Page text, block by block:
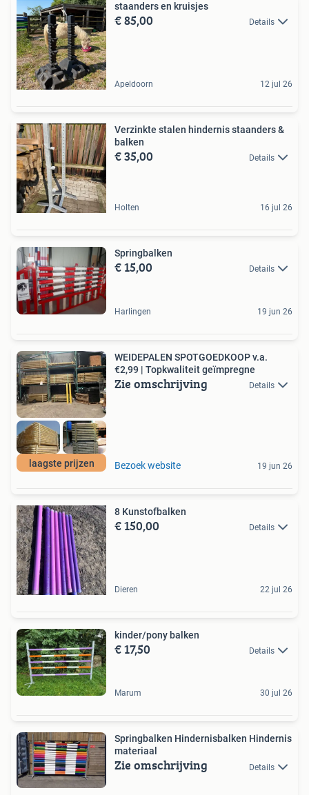
staanders en kruisjes
€ 85,00 Details
Apeldoorn 12 jul 26
Verzinkte stalen hindernis staanders &
balken
€ 35,00 Details
Holten 16 jul 26
Springbalken
€ 15,00 Details
Harlingen 19 jun 26
laagste prijzen
WEIDEPALEN SPOTGOEDKOOP v.a.
€2,99 | Topkwaliteit geïmpregne
Zie omschrijving Details
Bezoek website 19 jun 26
8 Kunstofbalken
€ 150,00 Details
Dieren 22 jul 26
kinder/pony balken
€ 17,50 Details
Marum 30 jul 26
Springbalken Hindernisbalken Hindernis
materiaal
Zie omschrijving Details